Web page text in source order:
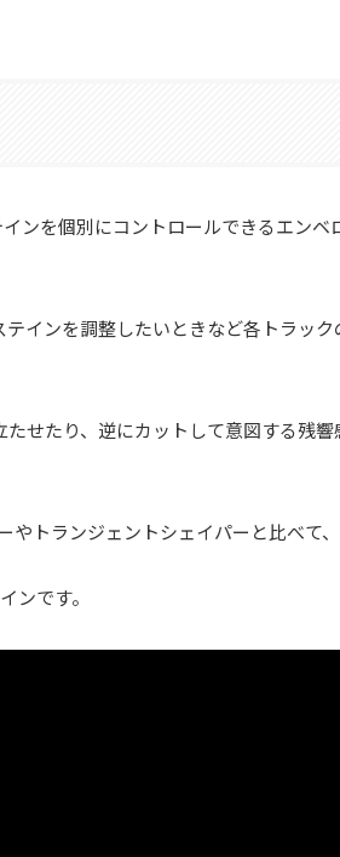
ンを個別にコントロールできるエンベ
インを調整したいときなど各トラック
せたり、逆にカットして意図する残
トランジェントシェイパーと比べて
ンです。